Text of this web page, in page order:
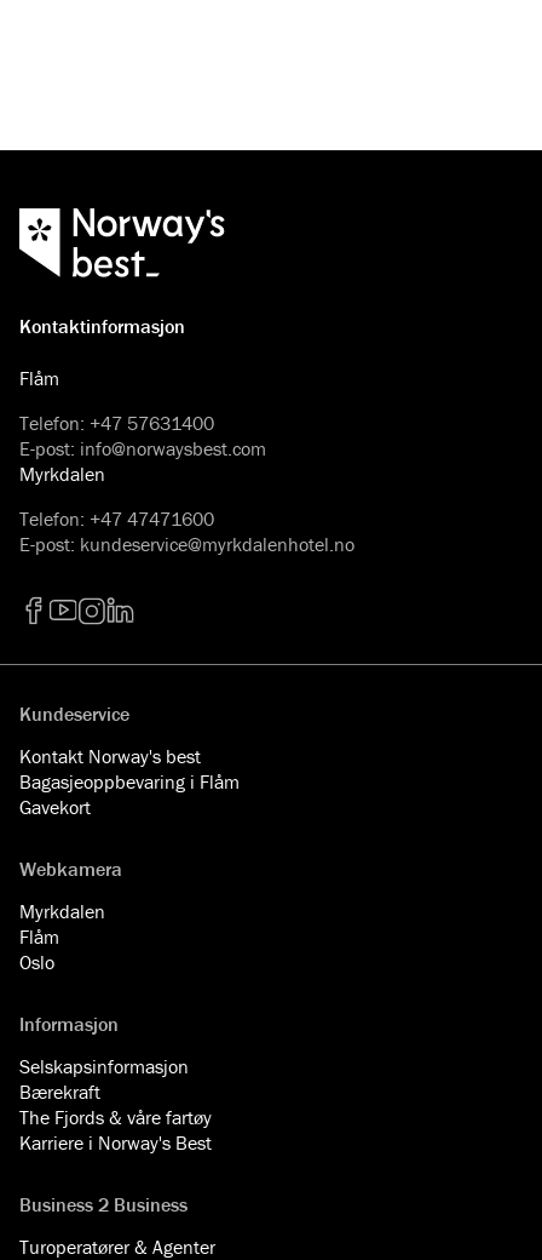
Kontaktinformasjon
Flåm
Telefon: +47 57631400
E-post: info@norwaysbest.com
Myrkdalen
Telefon: +47 47471600
E-post: kundeservice@myrkdalenhotel.no
Kundeservice
Kontakt Norway's best
Bagasjeoppbevaring i Flåm
Gavekort
Webkamera
Myrkdalen
Flåm
Oslo
Informasjon
Selskapsinformasjon
Bærekraft
The Fjords & våre fartøy
Karriere i Norway's Best
Business 2 Business
Turoperatører & Agenter